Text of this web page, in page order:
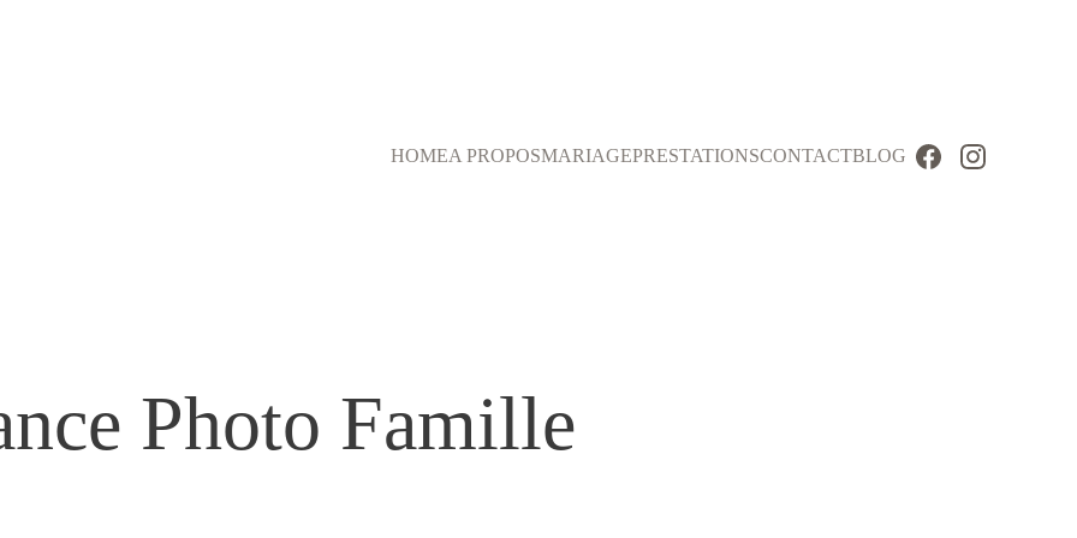
HOMEA PROPOSMARIAGEPRESTATIONSCONTACTBLOG
Photo Famille